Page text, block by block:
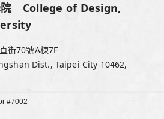
院 College of Design,
街70號A棟7F
Dist., Taipei City 10462,
#7002